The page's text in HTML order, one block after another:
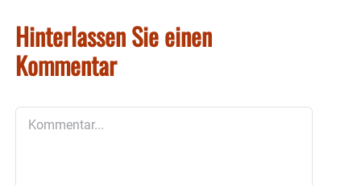
Hinterlassen Sie einen
Kommentar